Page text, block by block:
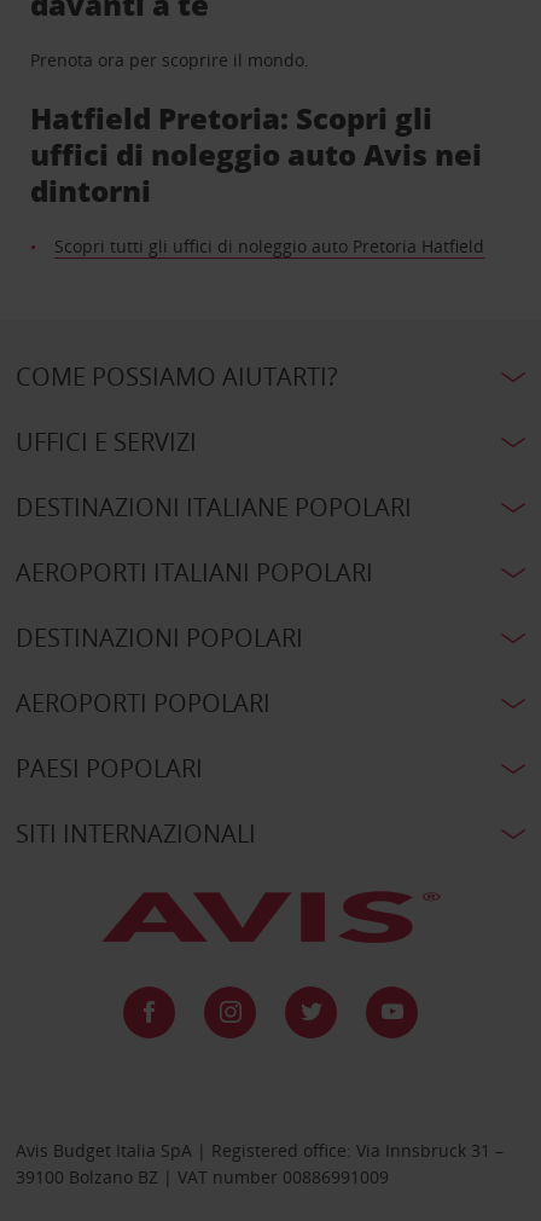
Prenota ora per scoprire il mondo.
Hatfield Pretoria: Scopri gli
uffici di noleggio auto Avis nei
dintorni
Scopri tutti gli uffici di noleggio auto Pretoria Hatfield
COME POSSIAMO AIUTARTI?
UFFICI E SERVIZI
DESTINAZIONI ITALIANE POPOLARI
AEROPORTI ITALIANI POPOLARI
DESTINAZIONI POPOLARI
AEROPORTI POPOLARI
PAESI POPOLARI
SITI INTERNAZIONALI
Avis Budget Italia SpA | Registered office: Via Innsbruck 31 –
39100 Bolzano BZ | VAT number 00886991009